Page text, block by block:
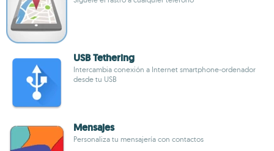
USB Tethering
Intercambia conexión a Internet smartphone-ordenador
desde tu USB
Mensajes
Personaliza tu mensajería con contactos